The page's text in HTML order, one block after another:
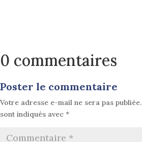
0 commentaires
Poster le commentaire
Votre adresse e-mail ne sera pas publiée.
sont indiqués avec *